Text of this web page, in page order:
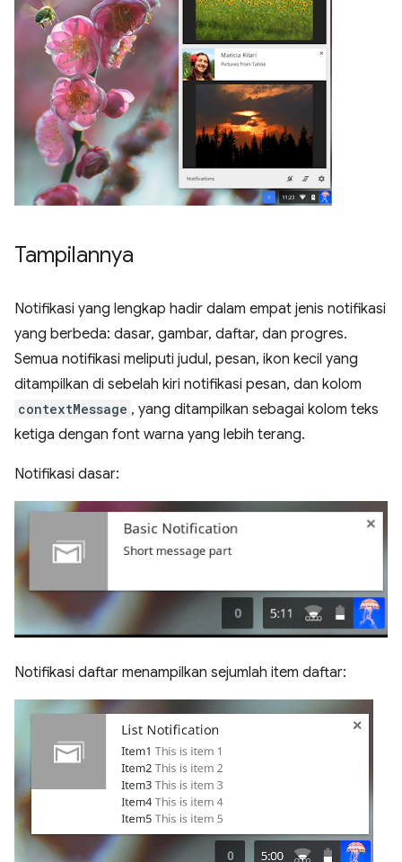
Tampilannya
Notifikasi yang lengkap hadir dalam empat jenis notifikasi
yang berbeda: dasar, gambar, daftar, dan progres.
Semua notifikasi meliputi judul, pesan, ikon kecil yang
ditampilkan di sebelah kiri notifikasi pesan, dan kolom
contextMessage , yang ditampilkan sebagai kolom teks
ketiga dengan font warna yang lebih terang.
Notifikasi dasar:
Notifikasi daftar menampilkan sejumlah item daftar: